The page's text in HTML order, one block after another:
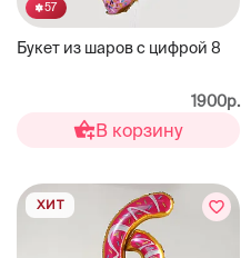
57
Букет из шаров с цифрой 8
1900р.
В корзину
ХИТ